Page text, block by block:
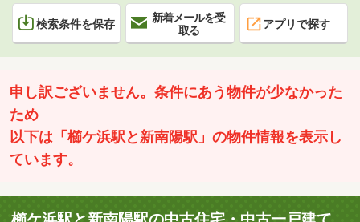
検索条件を保存
新着メールを受
取る
アプリで探す
申し訳ございません。条件にあう物件が少なかった
ため
以下は「櫛ケ浜駅と新南陽駅」の物件情報を表示し
ています。